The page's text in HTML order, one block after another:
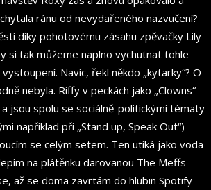
ránu od nevydařeného nazvučení?
díky pohotovému zásahu zpěvačky Lily
si tak můžeme naplno vychutnat tohle
Navíc, řekl někdo „kytarky“? O
nebyla. Riffy v peckách jako „Clowns“
jsou spolu se sociálně-politickými tématy
například při „Stand up, Speak Out“)
se celým setem. Ten utíká jako voda
na plátěnku darovanou The Meffs
až se doma zavrtám do hlubin Spotify